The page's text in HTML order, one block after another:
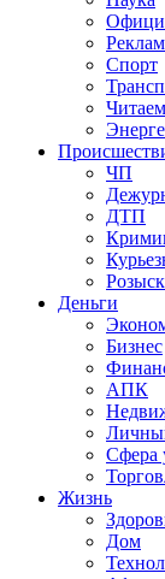
Спорт
ЧП
ДТП
Деньги
Бизнес
АПК
Сфера
Жизнь
Дом